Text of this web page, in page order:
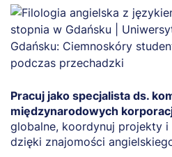
Pracuj jako specjalista ds.
międzynarodowych
globalne, koordynuj projekty i
dzięki znajomości